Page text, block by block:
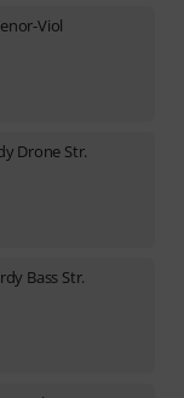
Viol
Drone Str.
Bass Str.